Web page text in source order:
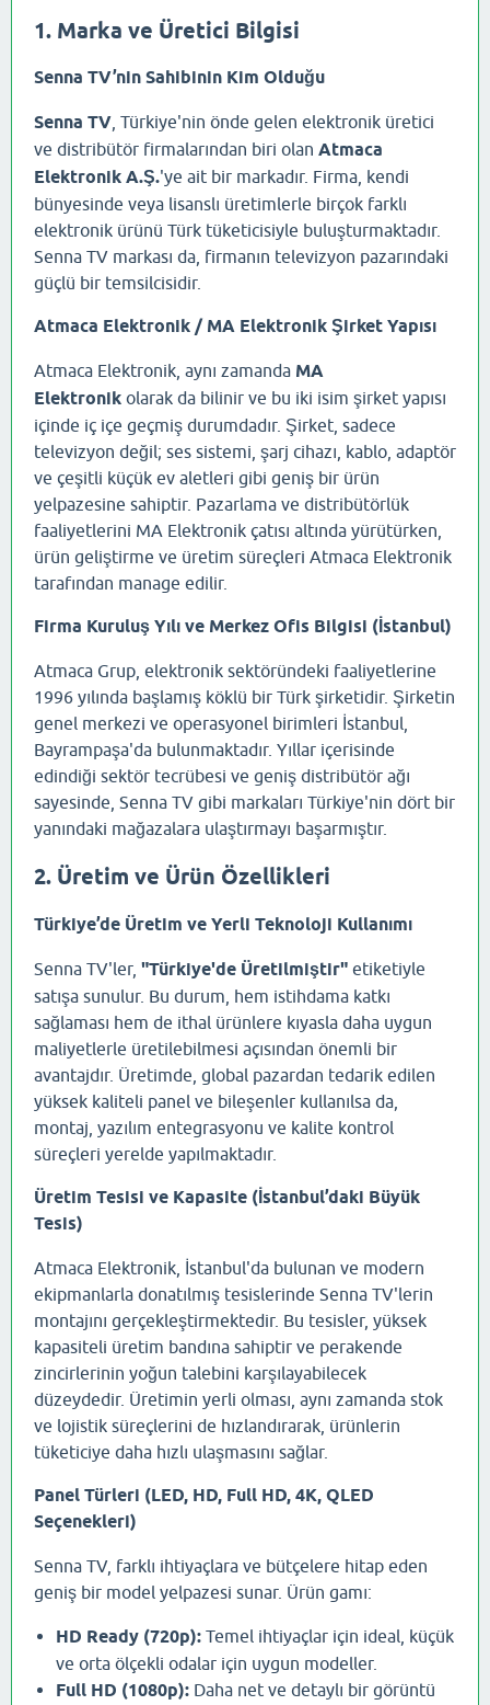
1. Marka ve Üretici Bilgisi
Senna TV’nin Sahibinin Kim Olduğu
Senna TV , Türkiye'nin önde gelen elektronik üretici
ve distribütör firmalarından biri olan Atmaca
Elektronik A.Ş.'ye ait bir markadır. Firma, kendi
bünyesinde veya lisanslı üretimlerle birçok farklı
elektronik ürünü Türk tüketicisiyle buluşturmaktadır.
Senna TV markası da, firmanın televizyon pazarındaki
güçlü bir temsilcisidir.
Atmaca Elektronik / MA Elektronik Şirket Yapısı
Atmaca Elektronik, aynı zamanda MA
Elektronik olarak da bilinir ve bu iki isim şirket yapısı
içinde iç içe geçmiş durumdadır. Şirket, sadece
televizyon değil; ses sistemi, şarj cihazı, kablo, adaptör
ve çeşitli küçük ev aletleri gibi geniş bir ürün
yelpazesine sahiptir. Pazarlama ve distribütörlük
faaliyetlerini MA Elektronik çatısı altında yürütürken,
ürün geliştirme ve üretim süreçleri Atmaca Elektronik
tarafından manage edilir.
Firma Kuruluş Yılı ve Merkez Ofis Bilgisi (İstanbul)
Atmaca Grup, elektronik sektöründeki faaliyetlerine
1996 yılında başlamış köklü bir Türk şirketidir. Şirketin
genel merkezi ve operasyonel birimleri İstanbul,
Bayrampaşa'da bulunmaktadır. Yıllar içerisinde
edindiği sektör tecrübesi ve geniş distribütör ağı
sayesinde, Senna TV gibi markaları Türkiye'nin dört bir
yanındaki mağazalara ulaştırmayı başarmıştır.
2. Üretim ve Ürün Özellikleri
Türkiye’de Üretim ve Yerli Teknoloji Kullanımı
Senna TV'ler, "Türkiye'de Üretilmiştir" etiketiyle
satışa sunulur. Bu durum, hem istihdama katkı
sağlaması hem de ithal ürünlere kıyasla daha uygun
maliyetlerle üretilebilmesi açısından önemli bir
avantajdır. Üretimde, global pazardan tedarik edilen
yüksek kaliteli panel ve bileşenler kullanılsa da,
montaj, yazılım entegrasyonu ve kalite kontrol
süreçleri yerelde yapılmaktadır.
Üretim Tesisi ve Kapasite (İstanbul’daki Büyük
Tesis)
Atmaca Elektronik, İstanbul'da bulunan ve modern
ekipmanlarla donatılmış tesislerinde Senna TV'lerin
montajını gerçekleştirmektedir. Bu tesisler, yüksek
kapasiteli üretim bandına sahiptir ve perakende
zincirlerinin yoğun talebini karşılayabilecek
düzeydedir. Üretimin yerli olması, aynı zamanda stok
ve lojistik süreçlerini de hızlandırarak, ürünlerin
tüketiciye daha hızlı ulaşmasını sağlar.
Panel Türleri (LED, HD, Full HD, 4K, QLED
Seçenekleri)
Senna TV, farklı ihtiyaçlara ve bütçelere hitap eden
geniş bir model yelpazesi sunar. Ürün gamı:
HD Ready (720p): Temel ihtiyaçlar için ideal, küçük
ve orta ölçekli odalar için uygun modeller.
Full HD (1080p): Daha net ve detaylı bir görüntü